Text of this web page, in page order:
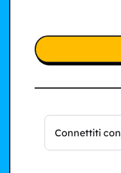
Connettiti con